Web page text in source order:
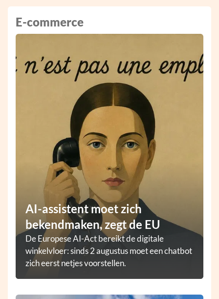
E-commerce
AI-assistent moet zich
bekendmaken, zegt de EU
De Europese AI-Act bereikt de digitale
winkelvloer: sinds 2 augustus moet een chatbot
zich eerst netjes voorstellen.